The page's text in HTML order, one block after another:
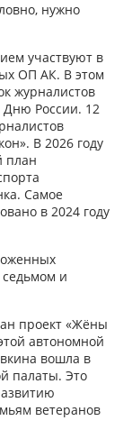
нужно
участвуют в
ОП АК. В этом
журналистов
Дню России. 12
В 2026 году
план
Самое
в 2024 году
и
проект «Жёны
автономной
вошла в
палаты. Это
ветеранов